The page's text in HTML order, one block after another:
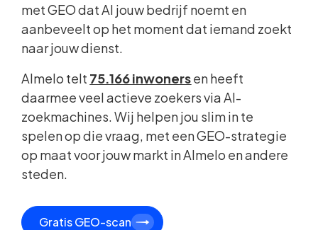
met GEO dat AI jouw bedrijf noemt en
aanbeveelt op het moment dat iemand zoekt
naar jouw dienst.
Almelo telt 75.166 inwonersen heeft
daarmee veel actieve zoekers via AI-
zoekmachines. Wij helpen jou slim in te
spelen op die vraag, met een GEO-strategie
op maat voor jouw markt in Almelo en andere
steden.
Gratis GEO-scan